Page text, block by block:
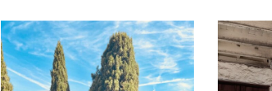
Plataforma exclusiva com toda
Dia